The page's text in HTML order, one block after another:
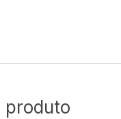
produto